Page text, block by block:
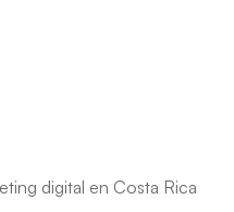
digital en Costa Rica